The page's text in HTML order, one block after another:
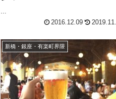
2016.12.09
新橋・銀座・有楽町界隈